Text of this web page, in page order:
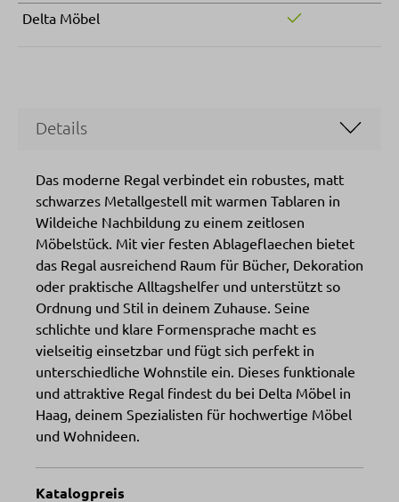
Delta Möbel
Details
Das moderne Regal verbindet ein robustes, matt
schwarzes Metallgestell mit warmen Tablaren in
Wildeiche Nachbildung zu einem zeitlosen
Möbelstück. Mit vier festen Ablageflaechen bietet
das Regal ausreichend Raum für Bücher, Dekoration
oder praktische Alltagshelfer und unterstützt so
Ordnung und Stil in deinem Zuhause. Seine
schlichte und klare Formensprache macht es
vielseitig einsetzbar und fügt sich perfekt in
unterschiedliche Wohnstile ein. Dieses funktionale
und attraktive Regal findest du bei Delta Möbel in
Haag, deinem Spezialisten für hochwertige Möbel
und Wohnideen.
Katalogpreis